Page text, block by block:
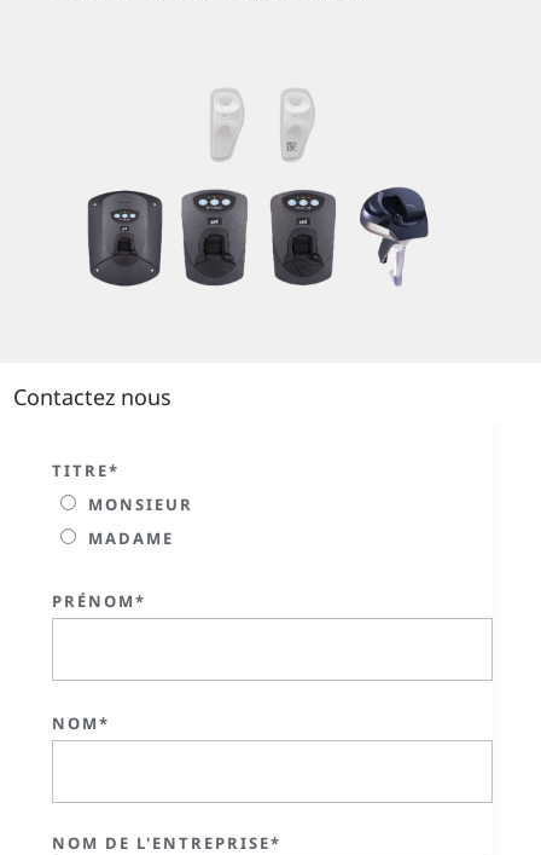
Contactez nous
TITRE*
MONSIEUR
MADAME
PRÉNOM*
NOM*
NOM DE L'ENTREPRISE*